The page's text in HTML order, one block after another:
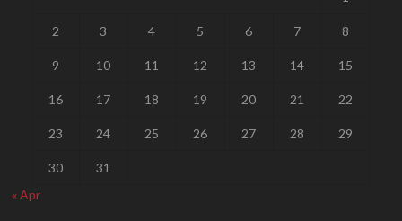
2 3 4 5 6 7 8
9 10 11 12 13 14 15
16 17 18 19 20 21 22
23 24 25 26 27 28 29
30
31
« Apr